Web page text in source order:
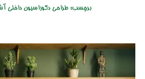
برچسب:طراحی دکوراسیون داخلی